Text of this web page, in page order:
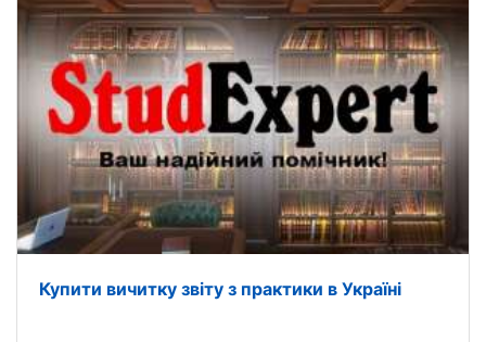
Купити вичитку звіту з практики в Україні